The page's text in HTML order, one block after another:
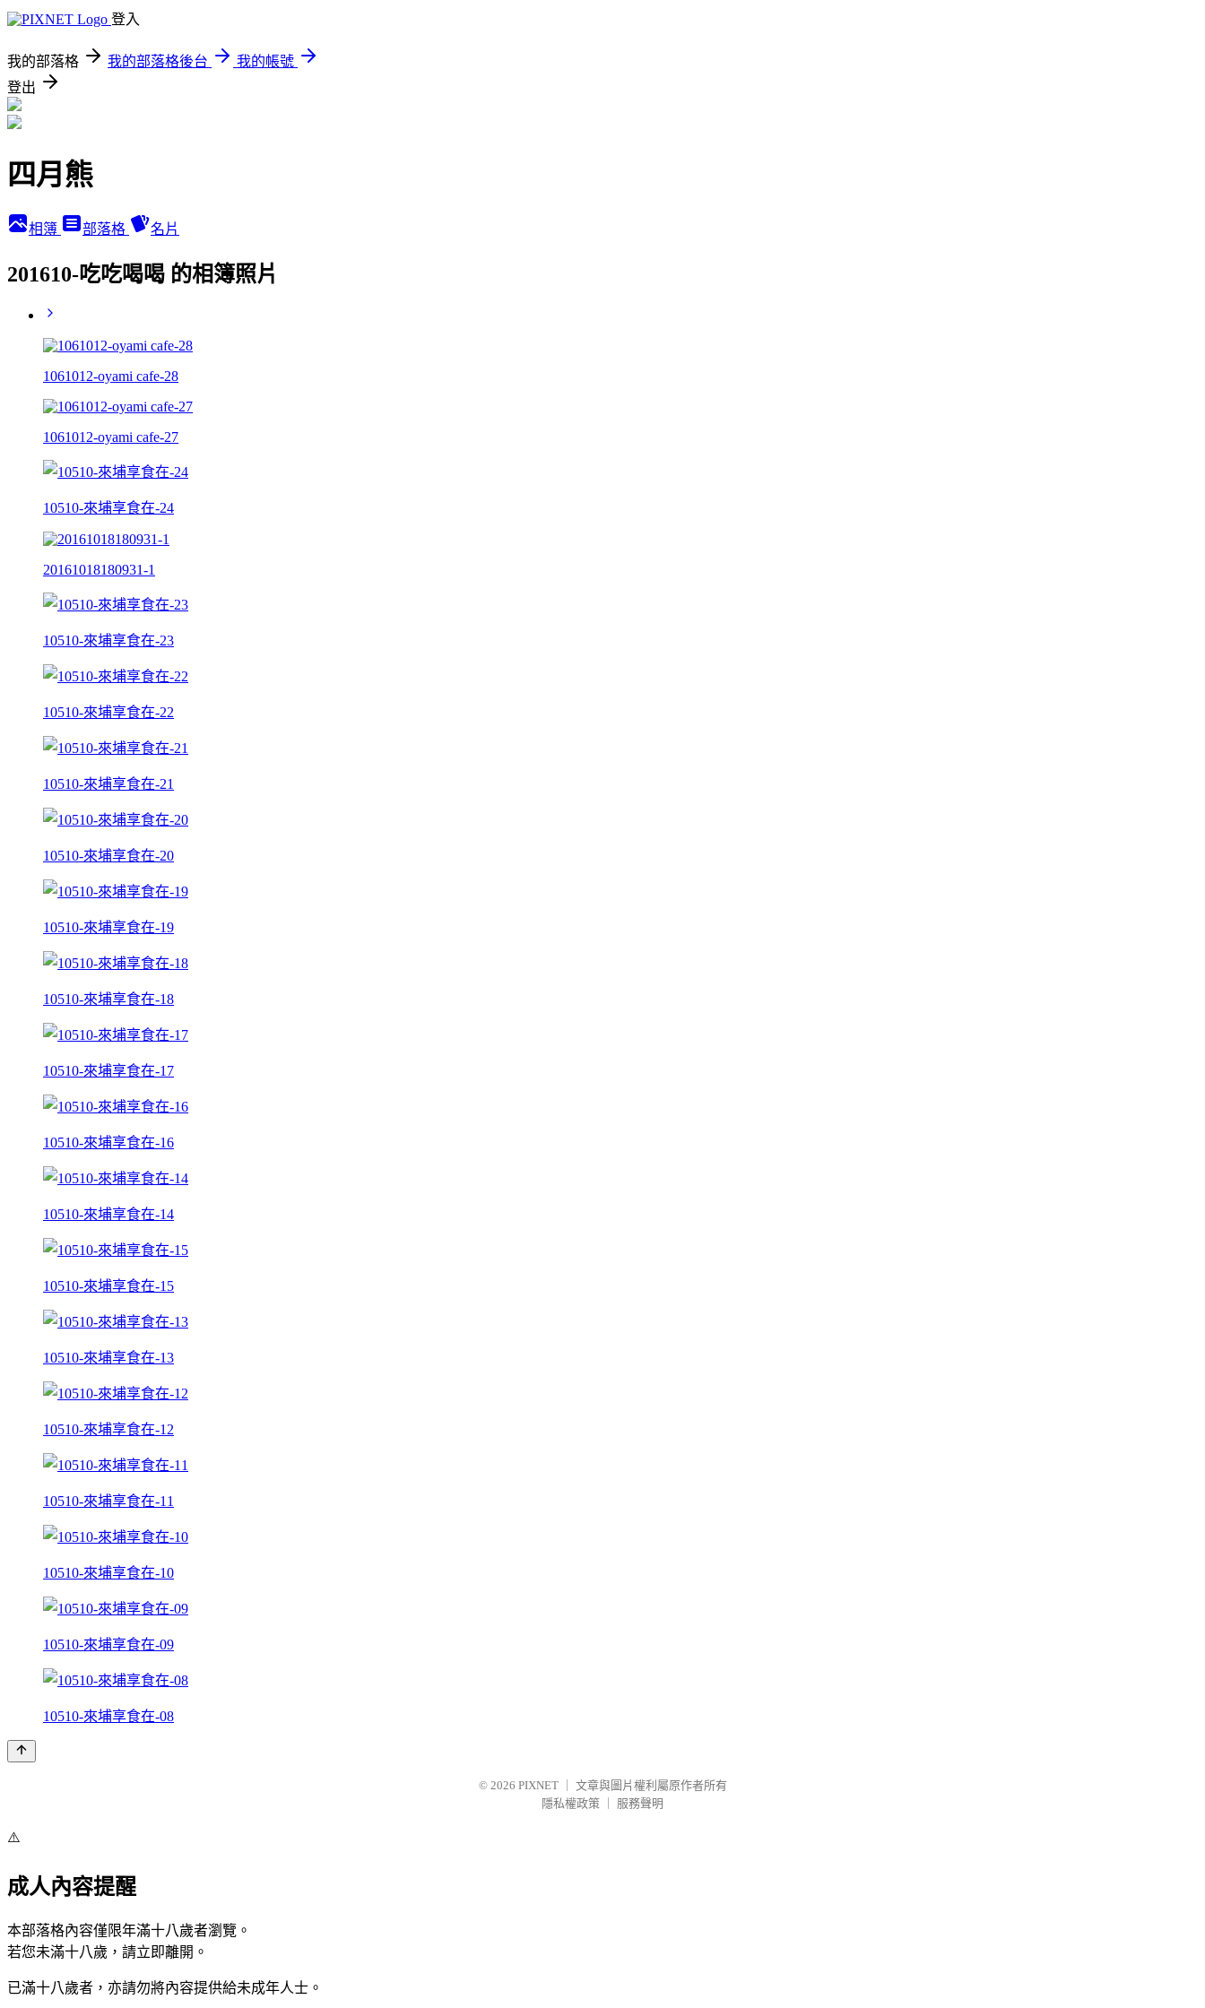
登入
我的部落格 我的部落格後台
我的帳號
登出
四月熊
相簿 部落格 名片
201610-吃吃喝喝 的相簿照片
1061012-oyami cafe-28
1061012-oyami cafe-27
10510-來埔享食在-24
20161018180931-1
10510-來埔享食在-23
10510-來埔享食在-22
10510-來埔享食在-21
10510-來埔享食在-20
10510-來埔享食在-19
10510-來埔享食在-18
10510-來埔享食在-17
10510-來埔享食在-16
10510-來埔享食在-14
10510-來埔享食在-15
10510-來埔享食在-13
10510-來埔享食在-12
10510-來埔享食在-11
10510-來埔享食在-10
10510-來埔享食在-09
10510-來埔享食在-08
© 2026 PIXNET
文章與圖片權利屬原作者所有
隱私權政策
服務聲明
⚠️
成人內容提醒
本部落格內容僅限年滿十八歲者瀏覽。
若您未滿十八歲，請立即離開。
已滿十八歲者，亦請勿將內容提供給未成年人士。